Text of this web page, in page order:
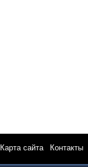
Карта сайта| Контакты